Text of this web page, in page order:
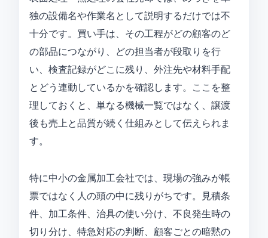
独の設備名や作業名として説明するだけでは不
十分です。買い手は、その工程がどの顧客のど
の部品につながり、どの担当者が段取りを行
い、検査記録がどこに残り、外注先や材料手配
とどう連動しているかを確認します。ここを整
理しておくと、単なる機械一覧ではなく、譲渡
後も売上と品質が続く仕組みとして伝えられま
す。
特に中小の金属加工会社では、現場の強みが帳
票ではなく人の頭の中に残りがちです。見積条
件、加工条件、治具の使い分け、不良発生時の
切り分け、特急対応の判断、顧客ごとの暗黙の